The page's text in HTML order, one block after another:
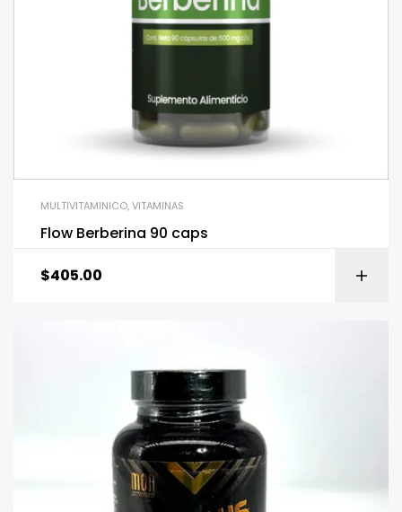
MULTIVITAMINICO,VITAMINAS
Flow Berberina 90 caps
$405.00